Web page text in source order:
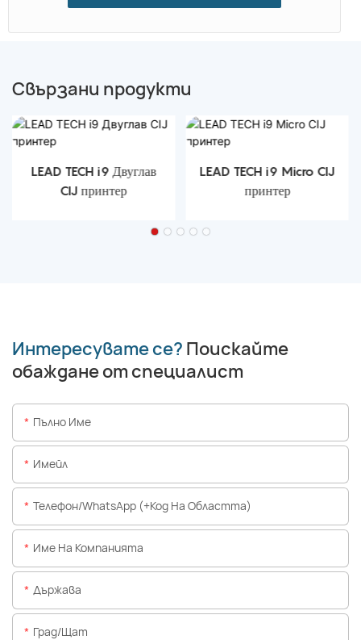
Свързани продукти
LEAD TECH i9 Двуглав
CIJ принтер
LEAD TECH i9 Micro CIJ
принтер
Интересувате се? Поискайте
обаждане от специалист
Пълно Име
Имейл
Телефон/WhatsApp (+Код На Областта)
Име На Компанията
Държава
Град/щат